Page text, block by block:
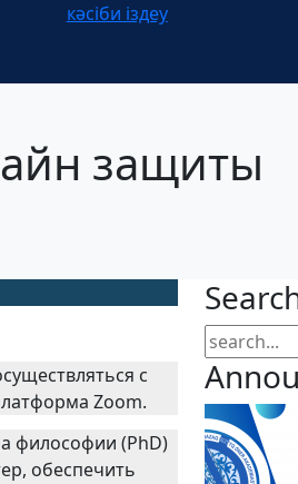
кәсіби іздеу
защиты
с
Zoom.
философии (PhD)
обеспечить